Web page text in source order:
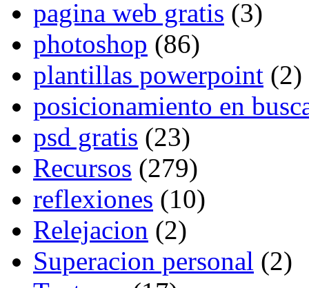
pagina web gratis (3)
photoshop (86)
plantillas powerpoint (2)
posicionamiento en
psd gratis (23)
Recursos (279)
reflexiones (10)
Relejacion (2)
Superacion personal (2)